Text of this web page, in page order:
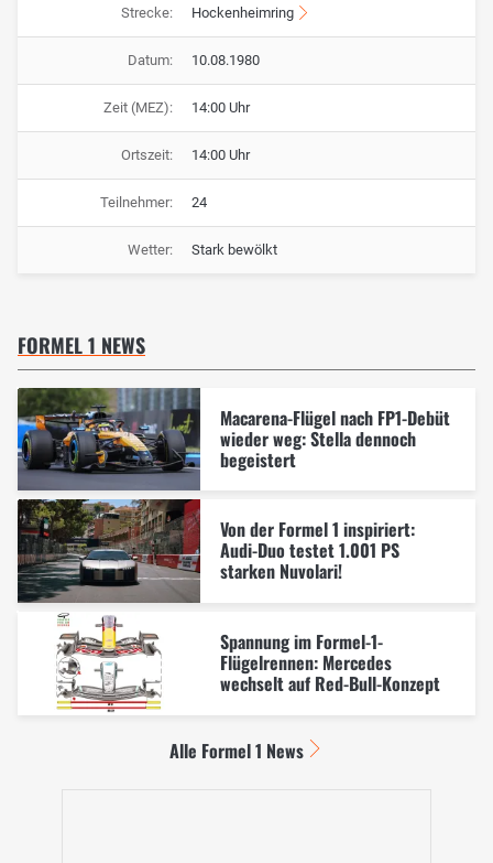
Strecke: Hockenheimring
Datum: 10.08.1980
Zeit (MEZ): 14:00 Uhr
Ortszeit: 14:00 Uhr
Teilnehmer: 24
Wetter: Stark bewölkt
FORMEL 1 NEWS
Macarena-Flügel nach FP1-Debüt
wieder weg: Stella dennoch
begeistert
Von der Formel 1 inspiriert:
Audi-Duo testet 1.001 PS
starken Nuvolari!
Spannung im Formel-1-
Flügelrennen: Mercedes
wechselt auf Red-Bull-Konzept
Alle Formel 1 News